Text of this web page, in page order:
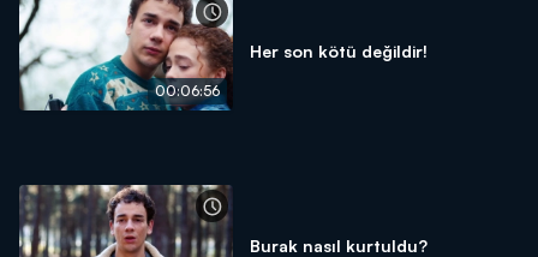
00:06:56
Her son kötü değildir!
Burak nasıl kurtuldu?